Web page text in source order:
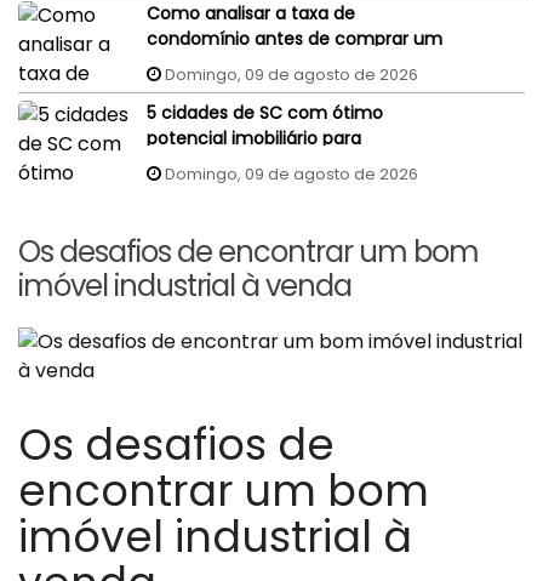
Como analisar a taxa de
condomínio antes de comprar um
imóvel?
Domingo, 09 de agosto de 2026
5 cidades de SC com ótimo
potencial imobiliário para
investidores
Domingo, 09 de agosto de 2026
Os desafios de encontrar um bom
imóvel industrial à venda
Os desafios de
encontrar um bom
imóvel industrial à